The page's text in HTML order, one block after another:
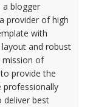
a blogger
provider of high
with
and robust
mission of
provide the
professionally
deliver best